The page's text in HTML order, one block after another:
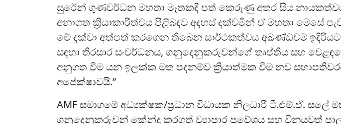
සුරේන් ගුණවර්ධන මහතා මෑතකදී පත් කෙරුණු අතර සිය
අනාගත ක්‍රියාකාරීත්වය පිළිබඳව අදහස් දක්වමින් ඒ මහතා මෙසේ
මේ දක්වා අත්පත් කරගෙන තිබෙන සාර්ථකත්වය අඛණ්ඩවම ඉදිරියට
සඳහා තිරසාර සංවර්ධනය, ගනුදෙනුකරුවන්ගේ තෘප්තිය සහ
අනුගත වීම යන ඉලක්ක මත පදනම්ව ක්‍රියාත්මක වීම නව
අපේක්ෂාවයි.”
AMF සමාගමේ අධ්‍යක්ෂක/ප්‍රධාන විධායක නිලධාරී ටී.එම්.ඒ. සලේ
ගනුදෙනුකරුවන් කේන්ද්‍ර කරගත් ව්‍යාපාර ප්‍රවේශය සහ විනයවත්